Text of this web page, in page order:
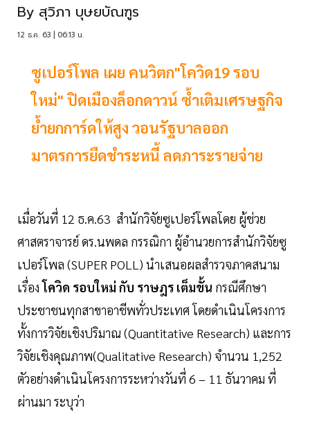
By สุวิภา บุษยบัณฑูร
12 ธ.ค. 63 | 06:13 น.
ซูเปอร์โพล เผย คนวิตก"โควิด19 รอบ
ใหม่" ปิดเมืองล็อกดาวน์ ซ้ำเติมเศรษฐกิจ
ย้ำยกการ์ดให้สูง วอนรัฐบาลออก
มาตรการยืดชำระหนี้ ลดภาระรายจ่าย
เมื่อวันที่ 12 ธ.ค.63 สำนักวิจัยซูเปอร์โพลโดย ผู้ช่วย
ศาสตราจารย์ ดร.นพดล กรรณิกา ผู้อำนวยการสำนักวิจัยซู
เปอร์โพล (SUPER POLL) นำเสนอผลสำรวจภาคสนาม
เรื่องโควิด รอบใหม่ กับ ราษฎร เต็มขั้น กรณีศึกษา
ประชาชนทุกสาขาอาชีพทั่วประเทศ โดยดำเนินโครงการ
ทั้งการวิจัยเชิงปริมาณ (Quantitative Research) และการ
วิจัยเชิงคุณภาพ(Qualitative Research) จำนวน 1,252
ตัวอย่างดำเนินโครงการระหว่างวันที่ 6 – 11 ธันวาคม ที่
ผ่านมา ระบุว่า